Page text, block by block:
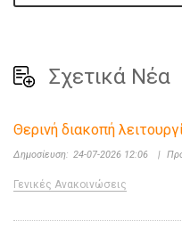
Σχετικά Νέα
Θερινή διακοπή
Δημοσίευση: 24-07-2026 12:06 |
Γενικές Ανακοινώσεις